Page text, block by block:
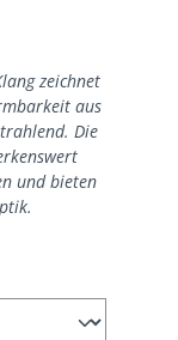
zeichnet
aus
Die
und bieten